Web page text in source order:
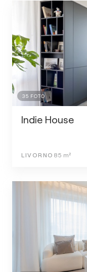
35 FOTO
Indie House
LIVORNO 85 m²